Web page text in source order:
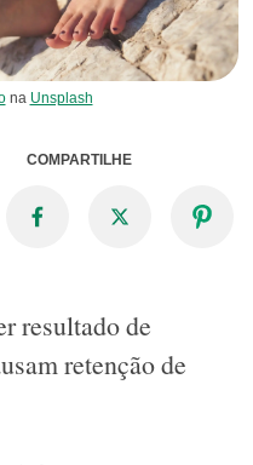
na Unsplash
COMPARTILHE
resultado de
retenção de